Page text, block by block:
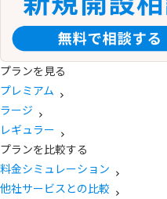
プランを見る
プレミアム
ラージ
レギュラー
プランを比較する
料金シミュレーション
他社サービスとの比較